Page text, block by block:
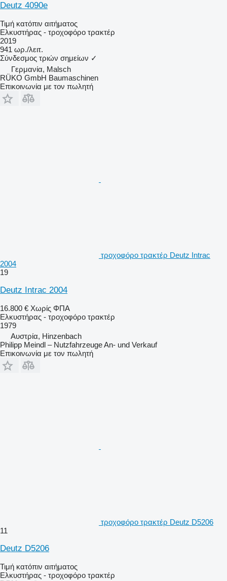
Deutz 4090e
Τιμή κατόπιν αιτήματος
Ελκυστήρας - τροχοφόρο τρακτέρ
2019
941 ωρ./λειτ.
Σύνδεσμος τριών σημείων ✓
Γερμανία, Malsch
RÜKO GmbH Baumaschinen
Επικοινωνία με τον πωλητή
τροχοφόρο τρακτέρ Deutz Intrac
2004
19
Deutz Intrac 2004
16.800 € Χωρίς ΦΠΑ
Ελκυστήρας - τροχοφόρο τρακτέρ
1979
Αυστρία, Hinzenbach
Philipp Meindl – Nutzfahrzeuge An- und Verkauf
Επικοινωνία με τον πωλητή
τροχοφόρο τρακτέρ Deutz D5206
11
Deutz D5206
Τιμή κατόπιν αιτήματος
Ελκυστήρας - τροχοφόρο τρακτέρ